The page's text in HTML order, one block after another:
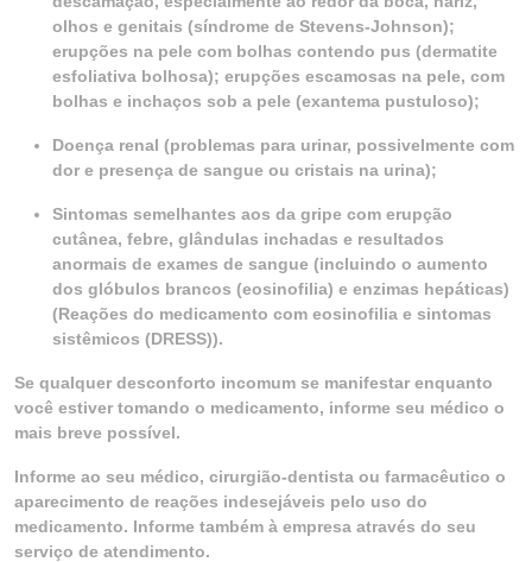
olhos e genitais (síndrome de Stevens-Johnson);
erupções na pele com bolhas contendo pus (dermatite
esfoliativa bolhosa); erupções escamosas na pele, com
bolhas e inchaços sob a pele (exantema pustuloso);
Doença renal (problemas para urinar, possivelmente com
dor e presença de sangue ou cristais na urina);
Sintomas semelhantes aos da gripe com erupção
cutânea, febre, glândulas inchadas e resultados
anormais de exames de sangue (incluindo o aumento
dos glóbulos brancos (eosinofilia) e enzimas hepáticas)
(Reações do medicamento com eosinofilia e sintomas
sistêmicos (DRESS)).
Se qualquer desconforto incomum se manifestar enquanto
você estiver tomando o medicamento, informe seu médico o
mais breve possível.
Informe ao seu médico, cirurgião-dentista ou farmacêutico o
aparecimento de reações indesejáveis pelo uso do
medicamento. Informe também à empresa através do seu
serviço de atendimento.